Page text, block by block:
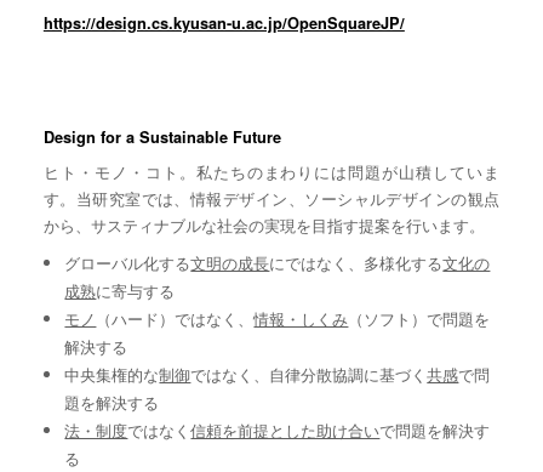
https://design.cs.kyusan-u.ac.jp/OpenSquareJP/
Design for a Sustainable Future
ヒト・モノ・コト。私たちのまわりには問題が山積していま
す。当研究室では、情報デザイン、ソーシャルデザインの観点
から、サスティナブルな社会の実現を目指す提案を行います。
グローバル化する文明の成長にではなく、多様化する文化の
成熟に寄与する
モノ （ハード）ではなく、情報・しくみ （ソフト）で問題を
解決する
中央集権的な制御ではなく、自律分散協調に基づく共感で問
題を解決する
法・制度ではなく信頼を前提とした助け合いで問題を解決す
る